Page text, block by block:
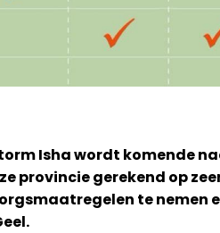
Isha wordt komende
provincie gerekend op
te nemen